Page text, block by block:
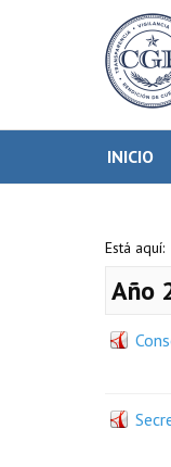
INICIO
Está aquí:
Año